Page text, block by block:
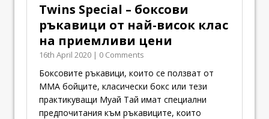
Twins Special – боксови
ръкавици от най-висок клас
на приемливи цени
16th April 2020 | 0 Comments
Боксовите ръкавици, които се ползват от
ММА бойците, класически бокс или тези
практикуващи Муай Тай имат специални
предпочитания към ръкавиците, които